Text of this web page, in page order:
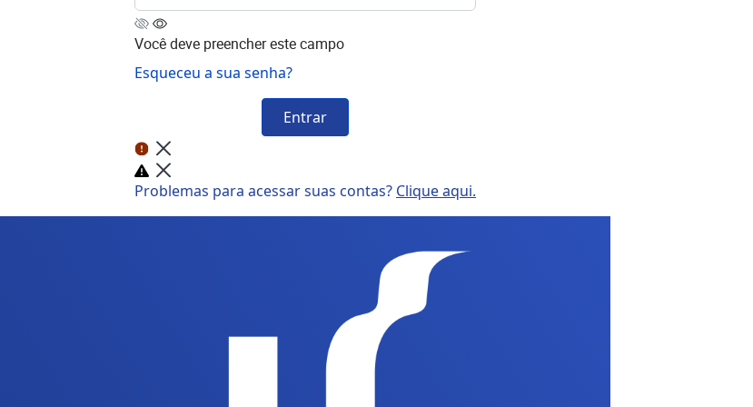
Você deve preencher este campo
Esqueceu a sua senha?
Entrar
Problemas para acessar suas contas? Clique aqui.